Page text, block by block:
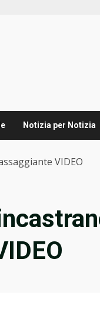
Notizia per Notizia
VIDEO